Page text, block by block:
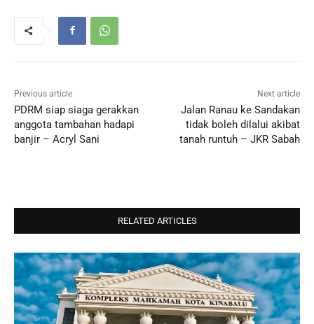
Previous article
PDRM siap siaga gerakkan
anggota tambahan hadapi
banjir – Acryl Sani
Next article
Jalan Ranau ke Sandakan
tidak boleh dilalui akibat
tanah runtuh – JKR Sabah
RELATED ARTICLES